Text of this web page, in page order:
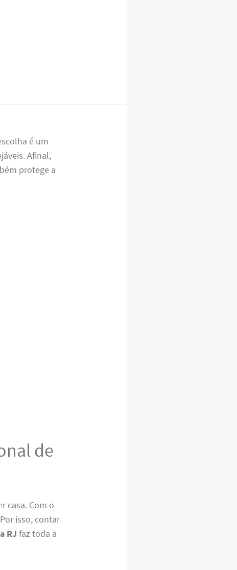
é um
Afinal,
protege a
de
casa. Com o
isso, contar
RJ faz toda a